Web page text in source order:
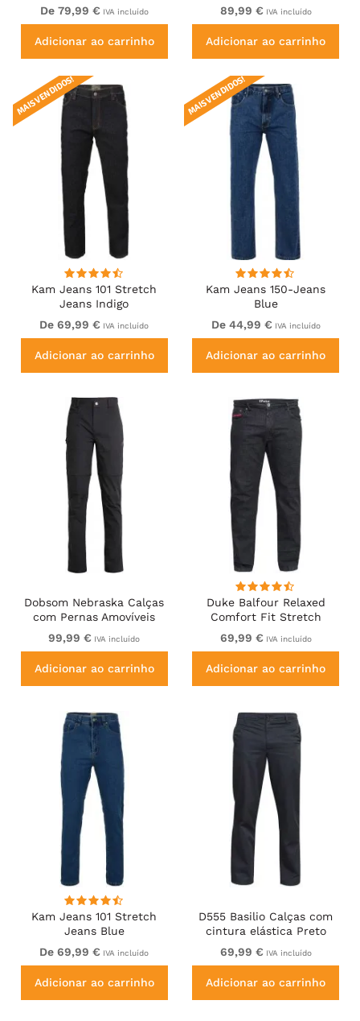
De 79,99 € IVA incluído
Adicionar ao carrinho
Black
89,99 € IVA incluído
Adicionar ao carrinho
Kam Jeans 101 Stretch
Jeans Indigo
MAIS VENDIDOS!
De 69,99 € IVA incluído
Adicionar ao carrinho
Kam Jeans 150-Jeans
Blue
MAIS VENDIDOS!
De 44,99 € IVA incluído
Adicionar ao carrinho
Dobsom Nebraska Calças
com Pernas Amovíveis
Pretas
99,99 € IVA incluído
Adicionar ao carrinho
Duke Balfour Relaxed
Comfort Fit Stretch
Jeans With Elasticated
Waist Black
69,99 € IVA incluído
Adicionar ao carrinho
Kam Jeans 101 Stretch
Jeans Blue
De 69,99 € IVA incluído
Adicionar ao carrinho
D555 Basilio Calças com
cintura elástica Preto
69,99 € IVA incluído
Adicionar ao carrinho